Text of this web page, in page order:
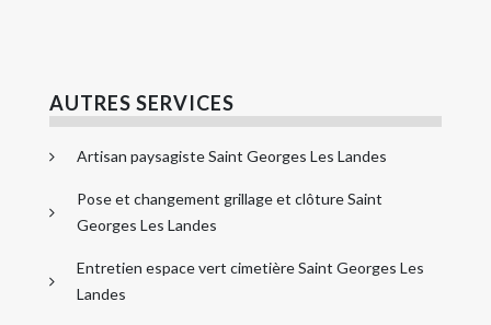
AUTRES SERVICES
Artisan paysagiste Saint Georges Les Landes
Pose et changement grillage et clôture Saint
Georges Les Landes
Entretien espace vert cimetière Saint Georges Les
Landes